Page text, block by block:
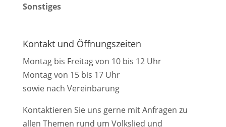
Sonstiges
Kontakt und Öffnungszeiten
Montag bis Freitag von 10 bis 12 Uhr
Montag von 15 bis 17 Uhr
sowie nach Vereinbarung
Kontaktieren Sie uns gerne mit Anfragen zu
allen Themen rund um Volkslied und